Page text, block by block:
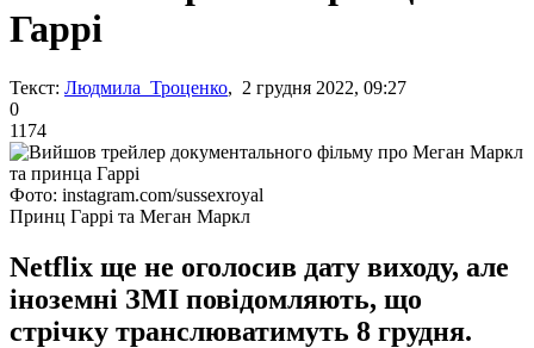
Гаррі
Текст: Людмила Троценко, 2 грудня 2022, 09:27
0
1174
Фото: instagram.com/sussexroyal
Принц Гаррі та Меган Маркл
Netflix ще не оголосив дату виходу, але
іноземні ЗМІ повідомляють, що
стрічку транслюватимуть 8 грудня.